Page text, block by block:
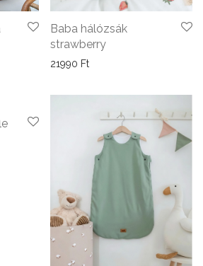
16790 Ft - 17590 Ft
Baba hálózsák
strawberry
21990 Ft